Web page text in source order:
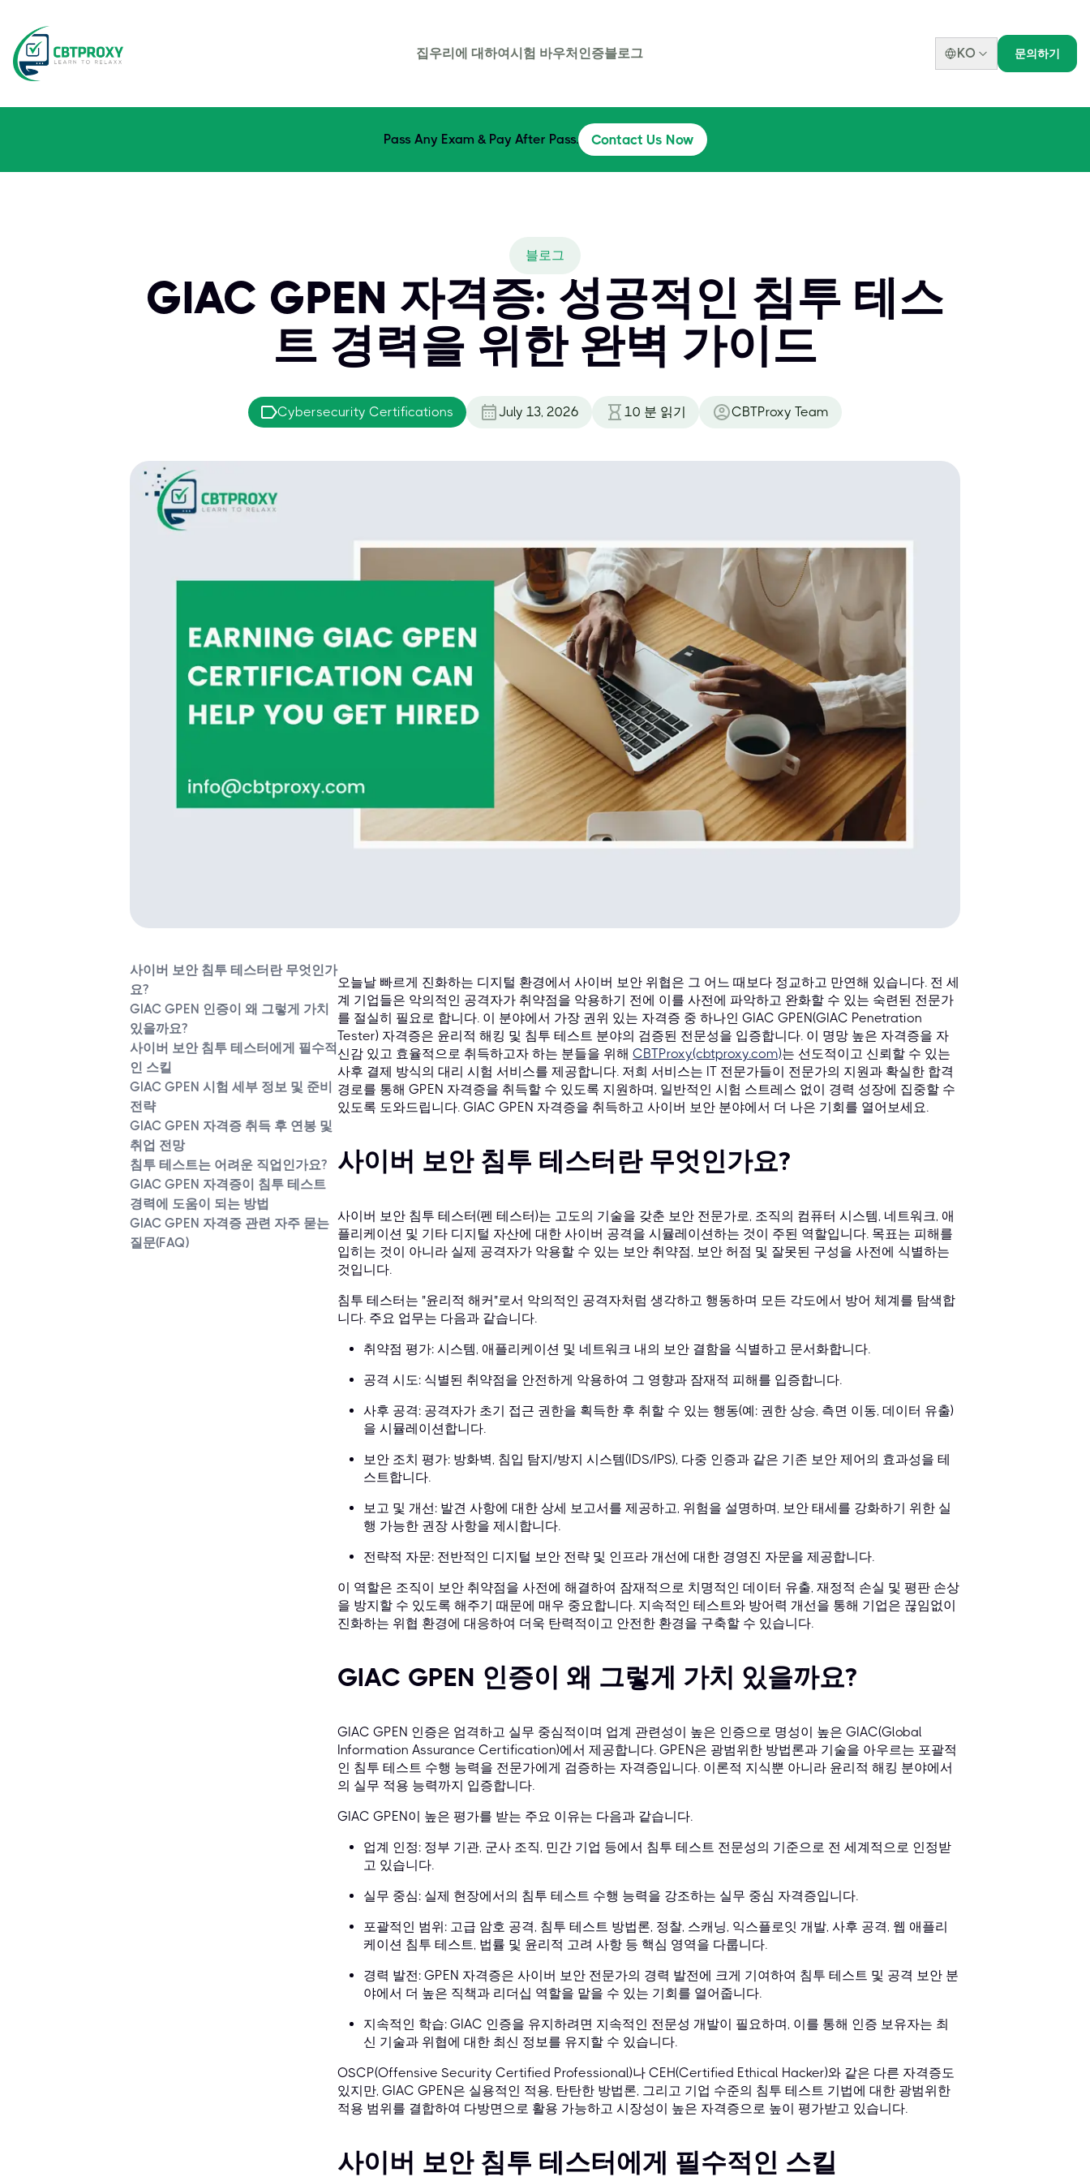
집우리에 대하여시험 바우처 인증블로그 KO 문의하기
Pass Any Exam & Pay After Pass. Contact Us Now
블로그
GIAC GPEN 자격증: 성공적인 침투 테스
트 경력을 위한 완벽 가이드
Cybersecurity Certifications July 13, 2026 10 분 읽기 CBTProxy Team
사이버 보안 침투 테스터란 무엇인가
요?
GIAC GPEN 인증이 왜 그렇게 가치
있을까요?
사이버 보안 침투 테스터에게 필수적
인 스킬
GIAC GPEN 시험 세부 정보 및 준비
전략
GIAC GPEN 자격증 취득 후 연봉 및
취업 전망
침투 테스트는 어려운 직업인가요?
GIAC GPEN 자격증이 침투 테스트
경력에 도움이 되는 방법
GIAC GPEN 자격증 관련 자주 묻는
질문(FAQ)
오늘날 빠르게 진화하는 디지털 환경에서 사이버 보안 위협은 그 어느 때보다 정교하고 만연해 있습니다. 전 세
계 기업들은 악의적인 공격자가 취약점을 악용하기 전에 이를 사전에 파악하고 완화할 수 있는 숙련된 전문가
를 절실히 필요로 합니다. 이 분야에서 가장 권위 있는 자격증 중 하나인 GIAC GPEN(GIAC Penetration
Tester) 자격증은 윤리적 해킹 및 침투 테스트 분야의 검증된 전문성을 입증합니다. 이 명망 높은 자격증을 자
신감 있고 효율적으로 취득하고자 하는 분들을 위해 CBTProxy(cbtproxy.com)는 선도적이고 신뢰할 수 있는
사후 결제 방식의 대리 시험 서비스를 제공합니다. 저희 서비스는 IT 전문가들이 전문가의 지원과 확실한 합격
경로를 통해 GPEN 자격증을 취득할 수 있도록 지원하며, 일반적인 시험 스트레스 없이 경력 성장에 집중할 수
있도록 도와드립니다. GIAC GPEN 자격증을 취득하고 사이버 보안 분야에서 더 나은 기회를 열어보세요.
사이버 보안 침투 테스터란 무엇인가요?
사이버 보안 침투 테스터(펜 테스터)는 고도의 기술을 갖춘 보안 전문가로, 조직의 컴퓨터 시스템, 네트워크, 애
플리케이션 및 기타 디지털 자산에 대한 사이버 공격을 시뮬레이션하는 것이 주된 역할입니다. 목표는 피해를
입히는 것이 아니라 실제 공격자가 악용할 수 있는 보안 취약점, 보안 허점 및 잘못된 구성을 사전에 식별하는
것입니다.
침투 테스터는 "윤리적 해커"로서 악의적인 공격자처럼 생각하고 행동하며 모든 각도에서 방어 체계를 탐색합
니다. 주요 업무는 다음과 같습니다.
취약점 평가: 시스템, 애플리케이션 및 네트워크 내의 보안 결함을 식별하고 문서화합니다.
공격 시도: 식별된 취약점을 안전하게 악용하여 그 영향과 잠재적 피해를 입증합니다.
사후 공격: 공격자가 초기 접근 권한을 획득한 후 취할 수 있는 행동(예: 권한 상승, 측면 이동, 데이터 유출)
을 시뮬레이션합니다.
보안 조치 평가: 방화벽, 침입 탐지/방지 시스템(IDS/IPS), 다중 인증과 같은 기존 보안 제어의 효과성을 테
스트합니다.
보고 및 개선: 발견 사항에 대한 상세 보고서를 제공하고, 위험을 설명하며, 보안 태세를 강화하기 위한 실
행 가능한 권장 사항을 제시합니다.
전략적 자문: 전반적인 디지털 보안 전략 및 인프라 개선에 대한 경영진 자문을 제공합니다.
이 역할은 조직이 보안 취약점을 사전에 해결하여 잠재적으로 치명적인 데이터 유출, 재정적 손실 및 평판 손상
을 방지할 수 있도록 해주기 때문에 매우 중요합니다. 지속적인 테스트와 방어력 개선을 통해 기업은 끊임없이
진화하는 위협 환경에 대응하여 더욱 탄력적이고 안전한 환경을 구축할 수 있습니다.
GIAC GPEN 인증이 왜 그렇게 가치 있을까요?
GIAC GPEN 인증은 엄격하고 실무 중심적이며 업계 관련성이 높은 인증으로 명성이 높은 GIAC(Global
Information Assurance Certification)에서 제공합니다. GPEN은 광범위한 방법론과 기술을 아우르는 포괄적
인 침투 테스트 수행 능력을 전문가에게 검증하는 자격증입니다. 이론적 지식뿐 아니라 윤리적 해킹 분야에서
의 실무 적용 능력까지 입증합니다.
GIAC GPEN이 높은 평가를 받는 주요 이유는 다음과 같습니다.
업계 인정: 정부 기관, 군사 조직, 민간 기업 등에서 침투 테스트 전문성의 기준으로 전 세계적으로 인정받
고 있습니다.
실무 중심: 실제 현장에서의 침투 테스트 수행 능력을 강조하는 실무 중심 자격증입니다.
포괄적인 범위: 고급 암호 공격, 침투 테스트 방법론, 정찰, 스캐닝, 익스플로잇 개발, 사후 공격, 웹 애플리
케이션 침투 테스트, 법률 및 윤리적 고려 사항 등 핵심 영역을 다룹니다.
경력 발전: GPEN 자격증은 사이버 보안 전문가의 경력 발전에 크게 기여하여 침투 테스트 및 공격 보안 분
야에서 더 높은 직책과 리더십 역할을 맡을 수 있는 기회를 열어줍니다.
지속적인 학습: GIAC 인증을 유지하려면 지속적인 전문성 개발이 필요하며, 이를 통해 인증 보유자는 최
신 기술과 위협에 대한 최신 정보를 유지할 수 있습니다.
OSCP(Offensive Security Certified Professional)나 CEH(Certified Ethical Hacker)와 같은 다른 자격증도
있지만, GIAC GPEN은 실용적인 적용, 탄탄한 방법론, 그리고 기업 수준의 침투 테스트 기법에 대한 광범위한
적용 범위를 결합하여 다방면으로 활용 가능하고 시장성이 높은 자격증으로 높이 평가받고 있습니다.
사이버 보안 침투 테스터에게 필수적인 스킬